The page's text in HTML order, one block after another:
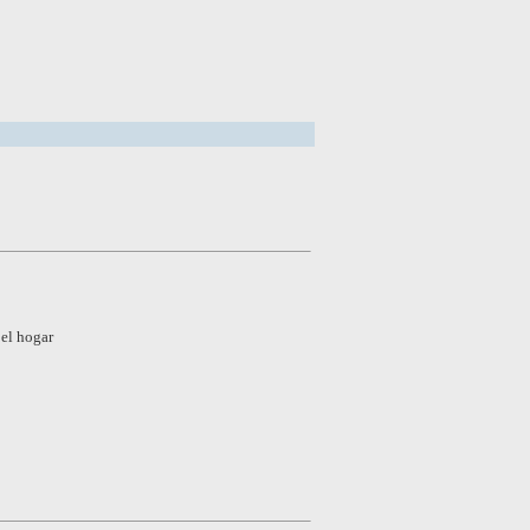
hogar